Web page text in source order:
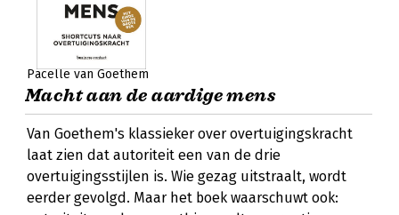
Pacelle van Goethem
Macht aan de aardige mens
Van Goethem's klassieker over overtuigingskracht
laat zien dat autoriteit een van de drie
overtuigingsstijlen is. Wie gezag uitstraalt, wordt
eerder gevolgd. Maar het boek waarschuwt ook: